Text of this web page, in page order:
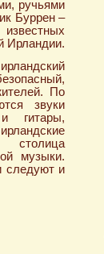
ручьями
Буррен –
Ирландии.
По
звуки
гитары,
музыки.
следуют и